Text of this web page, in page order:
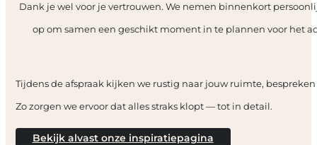
Dank je wel voor je vertrouwen. We nemen binnenkort
op om samen een geschikt moment in te plannen voor het
Tijdens de afspraak kijken we rustig naar jouw ruimte,
Zo zorgen we ervoor dat alles straks klopt — tot in detail.
Bekijk alvast onze inspiratiepagina